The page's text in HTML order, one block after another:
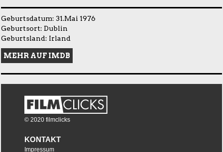
Geburtsdatum: 31.Mai 1976
Geburtsort: Dublin
Geburtsland: Irland
MEHR AUF IMDB
© 2020 filmclicks
KONTAKT
Impressum